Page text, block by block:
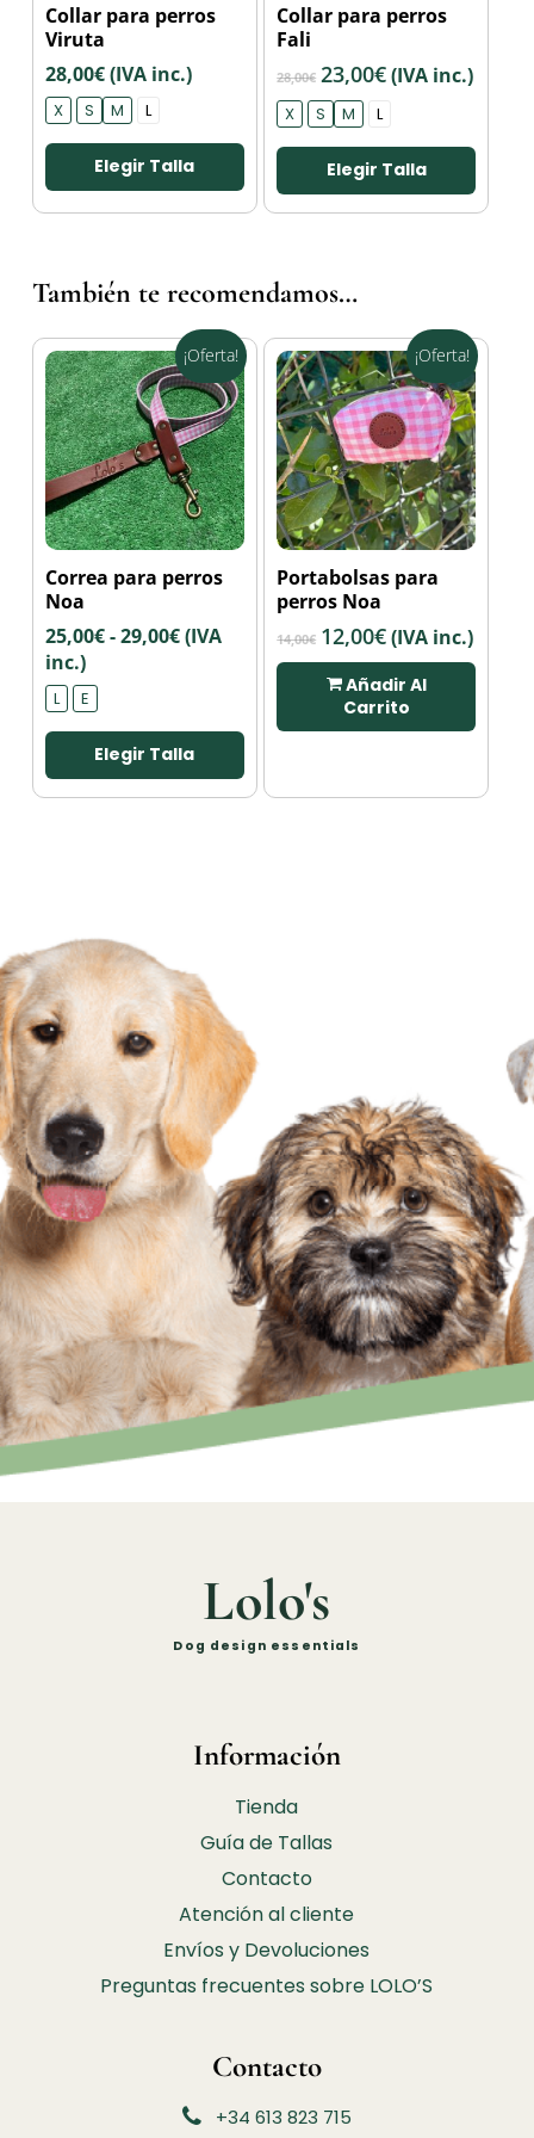
producto
tiene
múltiples
variantes.
Las
opciones
se
pueden
la
de
producto
Collar para perros
Viruta
28,00€(IVA inc.)
X S M L
Elegir Talla
producto
tiene
múltiples
variantes.
Las
opciones
se
pueden
la
de
producto
Collar para perros
Fali
28,00€ El
precio
original
era:
28,00€.
23,00€El
es:
23,00€.
(IVA inc.)
X S M L
Elegir Talla
También te recomendamos…
¡Oferta!
producto
tiene
múltiples
variantes.
Las
opciones
se
pueden
elegir
Correa para perros
Noa
25,00€-29,00€Rango
25,00€
hasta
29,00€
(IVA
inc.)
L E
Elegir Talla
¡Oferta!
Portabolsas para
perros Noa
14,00€ El
precio
original
era:
14,00€.
12,00€El
precio
actual
es:
12,00€.
(IVA inc.)
Añadir Al
Carrito
Lolo's
Dog design essentials
Información
Tienda
Guía de Tallas
Contacto
Atención al cliente
Envíos y Devoluciones
Preguntas frecuentes sobre LOLO’S
Contacto
+34 613 823 715